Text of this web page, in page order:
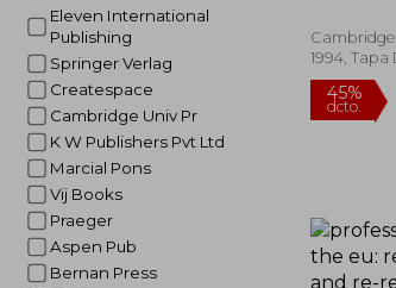
Eleven International
Publishing
Springer Verlag
Createspace
Cambridge Univ Pr
K W Publishers Pvt Ltd
Marcial Pons
Vij Books
Praeger
Aspen Pub
Bernan Press
Cambridge
1994, Tapa